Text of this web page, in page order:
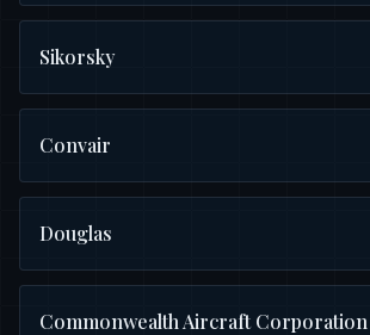
Sikorsky
Convair
Douglas
Commonwealth Aircraft Corporation